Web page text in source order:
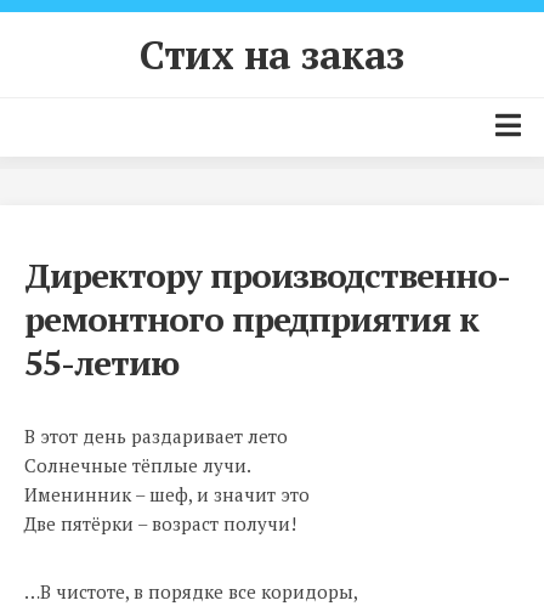
Skip
Стих на заказ
Как заказать стих?
Примеры стихов
Контакты
Директору производственно-
ремонтного предприятия к
55-летию
В этот день раздаривает лето
Солнечные тёплые лучи.
Именинник – шеф, и значит это
Две пятёрки – возраст получи!
…В чистоте, в порядке все коридоры,